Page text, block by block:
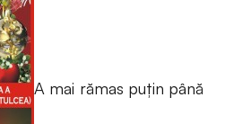
A mai rămas puțin până